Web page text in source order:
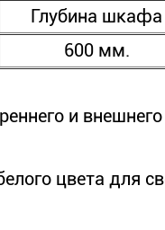
Глубина шкафа
600 мм.
и
цвета для